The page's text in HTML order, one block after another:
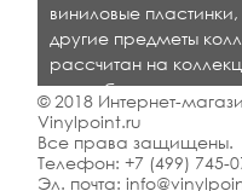
виниловые
другие предметы
рассчитан на
кто любит
© 2018 Интернет-
Vinylpoint.ru
Все права защищены.
Телефон: +7 (499) 745-
Эл. почта: